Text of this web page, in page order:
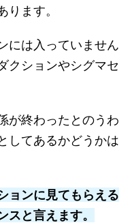
ります。
には入っていません
クションやシグマセ
が終わったとのうわ
してあるかどうかは
ョンに見てもらえる
スと言えます。